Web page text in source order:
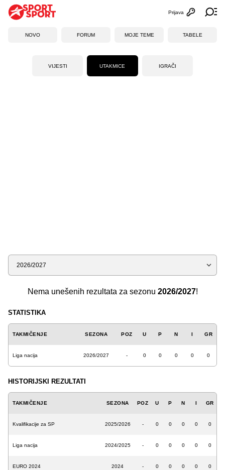
Otvori
Prijava
NOVO FORUM MOJE TEME TABELE
VIJESTI UTAKMICE IGRAČI
Sezona
Nema unešenih rezultata za sezonu 2026/2027!
STATISTIKA
TAKMIČENJE SEZONA POZ U P N I GR
Liga nacija 2026/2027 - 0 0 0 0 0
HISTORIJSKI REZULTATI
TAKMIČENJE SEZONA POZ U P N I GR
Kvalifikacije za SP 2025/2026 - 0 0 0 0 0
Liga nacija 2024/2025 - 0 0 0 0 0
EURO 2024 2024 - 0 0 0 0 0